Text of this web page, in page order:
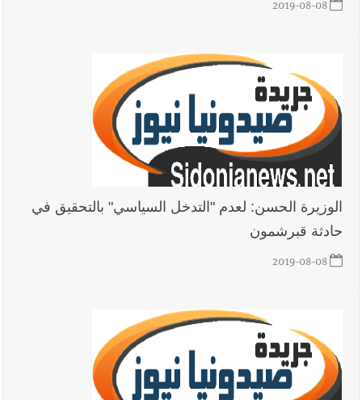
2019-08-08
الوزيرة الحسن: لعدم "التدخل السياسي" بالتحقيق في
حادثة قبرشمون
2019-08-08